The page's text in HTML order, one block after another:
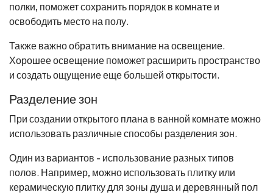
полки, поможет сохранить порядок в комнате и
освободить место на полу.
Также важно обратить внимание на освещение.
Хорошее освещение поможет расширить пространство
и создать ощущение еще большей открытости.
Разделение зон
При создании открытого плана в ванной комнате можно
использовать различные способы разделения зон.
Один из вариантов - использование разных типов
полов. Например, можно использовать плитку или
керамическую плитку для зоны душа и деревянный пол